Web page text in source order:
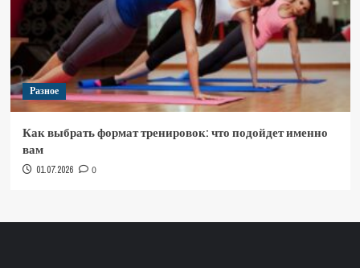
Разное
Как выбрать формат тренировок: что подойдет именно
вам
01.07.2026 0